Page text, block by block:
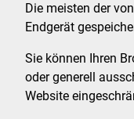
Die meisten der
Endgerät
Sie können Ihren
oder generell
Website